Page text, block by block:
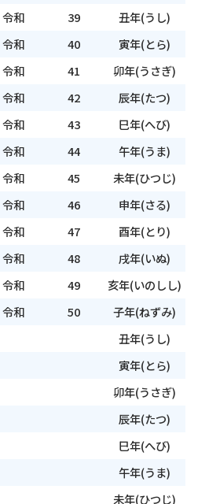
令和 39 丑年(うし)
令和 40 寅年(とら)
令和 41 卯年(うさぎ)
令和 42 辰年(たつ)
令和 43 巳年(へび)
令和 44 午年(うま)
令和 45 未年(ひつじ)
令和 46 申年(さる)
令和 47 酉年(とり)
令和 48 戌年(いぬ)
令和 49 亥年(いのしし)
令和 50 子年(ねずみ)
丑年(うし)
寅年(とら)
卯年(うさぎ)
辰年(たつ)
巳年(へび)
午年(うま)
未年(ひつじ)